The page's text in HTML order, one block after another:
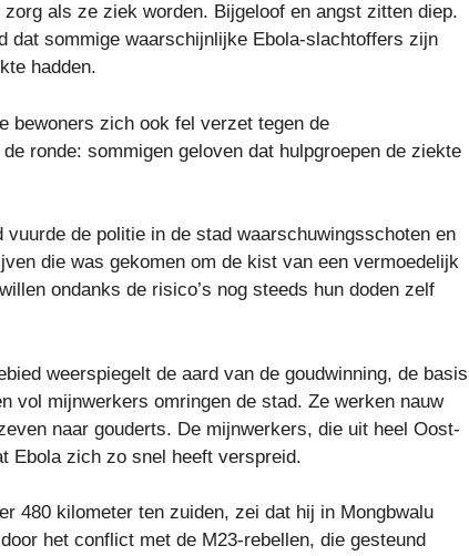
als ze ziek worden. Bijgeloof en angst zitten diep.
dat sommige waarschijnlijke Ebola-slachtoffers zijn
hadden.
bewoners zich ook fel verzet tegen de
ronde: sommigen geloven dat hulpgroepen de ziekte
vuurde de politie in de stad waarschuwingsschoten en
die was gekomen om de kist van een vermoedelijk
ondanks de risico’s nog steeds hun doden zelf
weerspiegelt de aard van de goudwinning, de basis
vol mijnwerkers omringen de stad. Ze werken nauw
naar gouderts. De mijnwerkers, die uit heel Oost-
Ebola zich zo snel heeft verspreid.
480 kilometer ten zuiden, zei dat hij in Mongbwalu
het conflict met de M23-rebellen, die gesteund